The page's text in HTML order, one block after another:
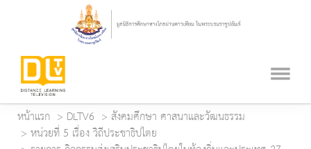
หน้าแรก DLTV6
สังคมศึกษา ศาสนาและวัฒนธรรม
หน่วยที่ 5 เรื่อง วิถีประชาธิปไตย